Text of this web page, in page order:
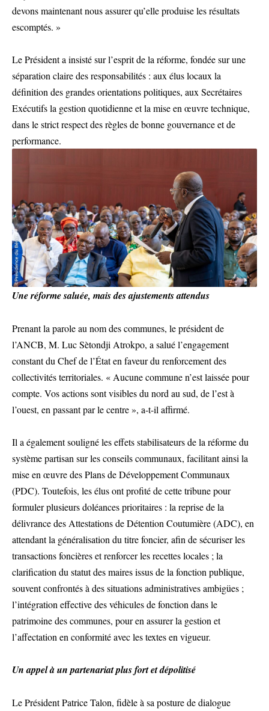
devons maintenant nous assurer qu’elle produise les résultats
escomptés. »
Le Président a insisté sur l’esprit de la réforme, fondée sur une
séparation claire des responsabilités : aux élus locaux la
définition des grandes orientations politiques, aux Secrétaires
Exécutifs la gestion quotidienne et la mise en œuvre technique,
dans le strict respect des règles de bonne gouvernance et de
performance.
Une réforme saluée, mais des ajustements attendus
Prenant la parole au nom des communes, le président de
l’ANCB, M. Luc Sètondji Atrokpo, a salué l’engagement
constant du Chef de l’État en faveur du renforcement des
collectivités territoriales. « Aucune commune n’est laissée pour
compte. Vos actions sont visibles du nord au sud, de l’est à
l’ouest, en passant par le centre », a-t-il affirmé.
Il a également souligné les effets stabilisateurs de la réforme du
système partisan sur les conseils communaux, facilitant ainsi la
mise en œuvre des Plans de Développement Communaux
(PDC). Toutefois, les élus ont profité de cette tribune pour
formuler plusieurs doléances prioritaires : la reprise de la
délivrance des Attestations de Détention Coutumière (ADC), en
attendant la généralisation du titre foncier, afin de sécuriser les
transactions foncières et renforcer les recettes locales ; la
clarification du statut des maires issus de la fonction publique,
souvent confrontés à des situations administratives ambigües ;
l’intégration effective des véhicules de fonction dans le
patrimoine des communes, pour en assurer la gestion et
l’affectation en conformité avec les textes en vigueur.
Un appel à un partenariat plus fort et dépolitisé
Le Président Patrice Talon, fidèle à sa posture de dialogue